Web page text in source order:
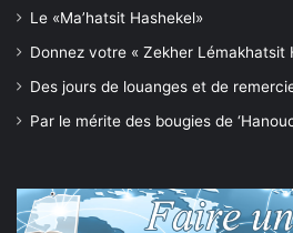
Le «Ma’hatsit Hashekel»
Donnez votre « Zekher Lémakhatsit
Des jours de louanges et de
Par le mérite des bougies de